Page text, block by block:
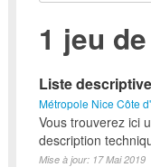
1 jeu
Liste
Métropole Nice Côte
Vous trouverez ici
description
Mise à jour: 17 Mai 2019